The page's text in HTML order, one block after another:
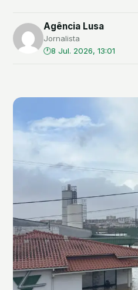
Agência Lusa
Jornalista
8 Jul. 2026, 13:01